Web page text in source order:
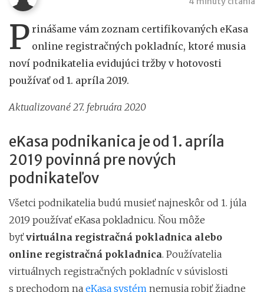
P rinášame vám zoznam certifikovaných eKasa
online registračných pokladníc, ktoré musia
noví podnikatelia evidujúci tržby v hotovosti
používať od 1. apríla 2019.
Aktualizované 27. februára 2020
eKasa podnikanica je od 1. apríla
2019 povinná pre nových
podnikateľov
Všetci podnikatelia budú musieť najneskôr od 1. júla
2019 používať eKasa pokladnicu. Ňou môže
byťvirtuálna registračná pokladnica alebo
online registračná pokladnica. Používatelia
virtuálnych registračných pokladníc v súvislosti
s prechodom na eKasa systém nemusia robiť žiadne